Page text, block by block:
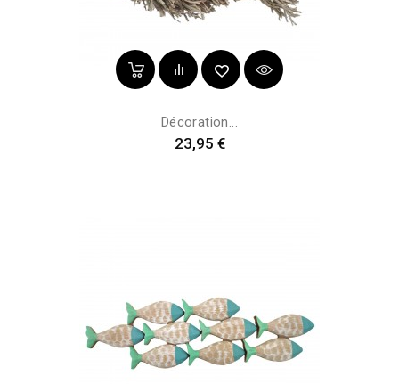
Décoration...
Prix
23,95 €